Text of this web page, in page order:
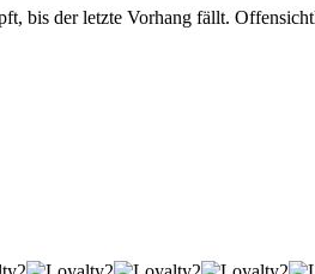
bis der letzte Vorhang fällt.